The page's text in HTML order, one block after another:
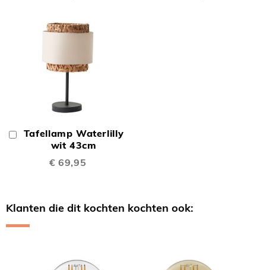
Tafellamp Waterlilly
wit 43cm
€ 69,95
In
Winkelwagen
Klanten die dit kochten kochten ook: